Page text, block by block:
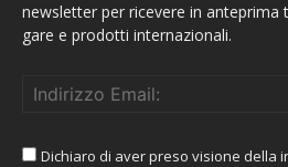
newsletter per ricevere in anteprima
gare e prodotti internazionali.
Dichiaro di aver preso visione della